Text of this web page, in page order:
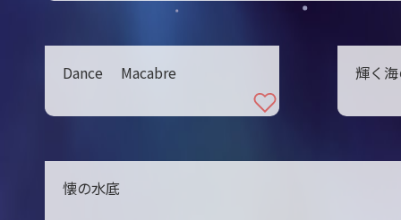
Dance Macabre 輝く
懐の水底